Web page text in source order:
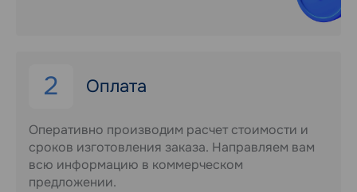
2 Оплата
Оперативно производим расчет стоимости и
сроков изготовления заказа. Направляем вам
всю информацию в коммерческом
предложении.